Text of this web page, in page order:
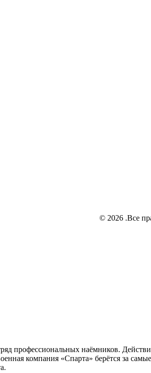
© 2026 .Все
профессиональных наёмников.
компания «Спарта» берётся за